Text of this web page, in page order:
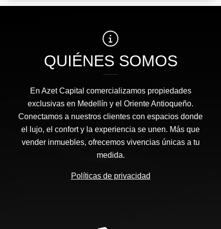
QUIÉNES SOMOS
En Azet Capital comercializamos propiedades
exclusivas en Medellín y el Oriente Antioqueño.
Conectamos a nuestros clientes con espacios donde
el lujo, el confort y la experiencia se unen. Más que
vender inmuebles, ofrecemos vivencias únicas a tu
medida.
Políticas de privacidad